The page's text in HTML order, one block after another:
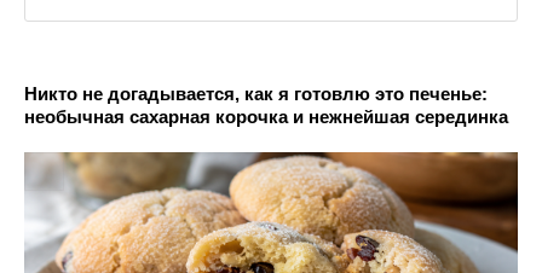
Никто не догадывается, как я готовлю это печенье:
необычная сахарная корочка и нежнейшая серединка